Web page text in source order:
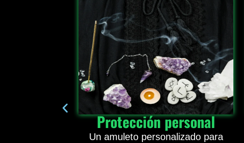
Protección personal
Un amuleto personalizado para